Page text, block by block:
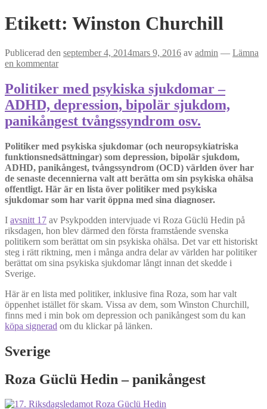
Etikett: Winston Churchill
Publicerad den september 4, 2014mars 9, 2016 av admin — Lämna
en kommentar
Politiker med psykiska sjukdomar –
ADHD, depression, bipolär sjukdom,
panikångest tvångssyndrom osv.
Politiker med psykiska sjukdomar (och neuropsykiatriska
funktionsnedsättningar) som depression, bipolär sjukdom,
ADHD, panikångest, tvångssyndrom (OCD) världen över har
de senaste decennierna valt att berätta om sin psykiska ohälsa
offentligt. Här är en lista över politiker med psykiska
sjukdomar som har varit öppna med sina diagnoser.
I avsnitt 17 av Psykpodden intervjuade vi Roza Güclü Hedin på
riksdagen, hon blev därmed den första framstående svenska
politikern som berättat om sin psykiska ohälsa. Det var ett historiskt
steg i rätt riktning, men i många andra delar av världen har politiker
berättat om sina psykiska sjukdomar långt innan det skedde i
Sverige.
Här är en lista med politiker, inklusive fina Roza, som har valt
öppenhet istället för skam. Vissa av dem, som Winston Churchill,
finns med i min bok om depression och panikångest som du kan
köpa signerad om du klickar på länken.
Sverige
Roza Güclü Hedin – panikångest